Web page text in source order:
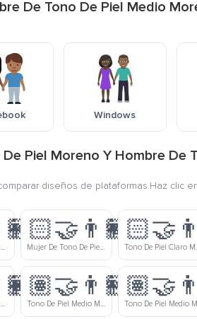
De Tono De Piel Medio
Windows
Piel Moreno Y Hombre De
diseños de plataformas.Haz clic
Tono De Piel Claro Mujer Y Tono De Piel Claro Medio Hombre Tomados De La Mano
👩🏻‍🤝‍👨🏽
Mujer De Tono De Piel Claro Y Hombre De Tono De Piel Medio Tomados De La Mano Tono De Piel
Tono De Piel Claro Medio Mujer Y Tono De Piel Moreno Hombre Tomados De La Mano
👩🏽‍🤝‍👨🏻
Tono De Piel Medio Mujer Y Tono De Piel Claro Hombre Tomados De La Mano